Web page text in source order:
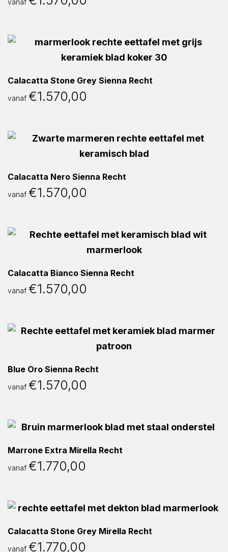
vanaf
Calacatta Stone Grey Sienna Recht
vanaf €1.570,00
Calacatta Nero Sienna Recht
vanaf €1.570,00
Calacatta Bianco Sienna Recht
vanaf €1.570,00
Blue Oro Sienna Recht
vanaf €1.570,00
Marrone Extra Mirella Recht
vanaf €1.770,00
Calacatta Stone Grey Mirella Recht
vanaf €1.770,00